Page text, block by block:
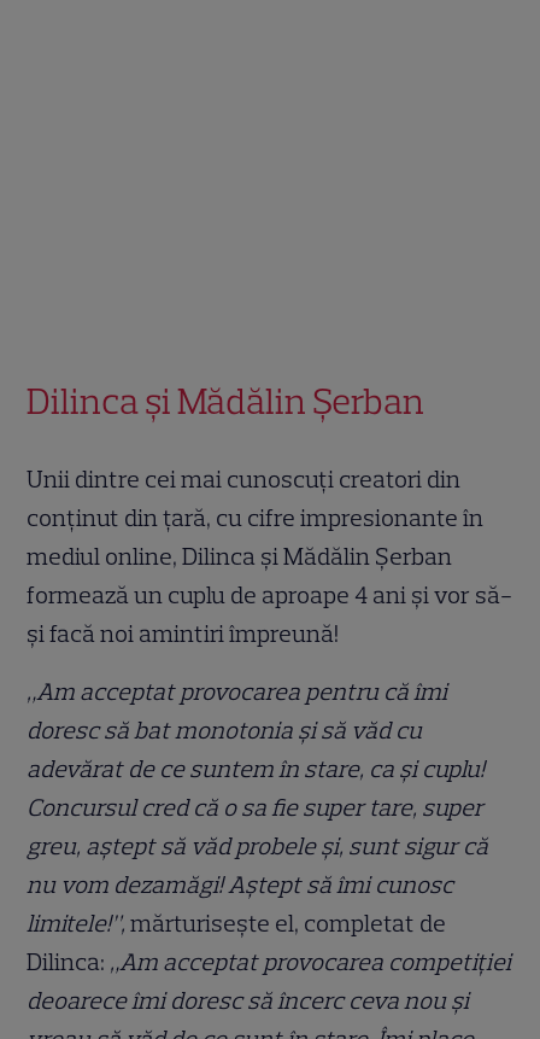
Dilinca și Mădălin Șerban
Unii dintre cei mai cunoscuți creatori din
conținut din țară, cu cifre impresionante în
mediul online, Dilinca și Mădălin Șerban
formează un cuplu de aproape 4 ani și vor să-
și facă noi amintiri împreună!
„Am acceptat provocarea pentru că îmi
doresc să bat monotonia și să văd cu
adevărat de ce suntem în stare, ca și cuplu!
Concursul cred că o sa fie super tare, super
greu, aștept să văd probele și, sunt sigur că
nu vom dezamăgi! Aștept să îmi cunosc
limitele!”, mărturisește el, completat de
Dilinca: „Am acceptat provocarea competiției
deoarece îmi doresc să încerc ceva nou și